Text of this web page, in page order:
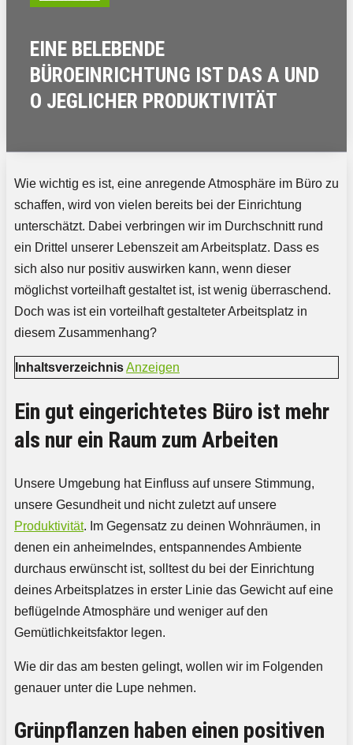
EINE BELEBENDE
BÜROEINRICHTUNG IST DAS A UND
O JEGLICHER PRODUKTIVITÄT
Wie wichtig es ist, eine anregende Atmosphäre im Büro zu
schaffen, wird von vielen bereits bei der Einrichtung
unterschätzt. Dabei verbringen wir im Durchschnitt rund
ein Drittel unserer Lebenszeit am Arbeitsplatz. Dass es
sich also nur positiv auswirken kann, wenn dieser
möglichst vorteilhaft gestaltet ist, ist wenig überraschend.
Doch was ist ein vorteilhaft gestalteter Arbeitsplatz in
diesem Zusammenhang?
InhaltsverzeichnisAnzeigen
Ein gut eingerichtetes Büro ist mehr
als nur ein Raum zum Arbeiten
Unsere Umgebung hat Einfluss auf unsere Stimmung,
unsere Gesundheit und nicht zuletzt auf unsere
Produktivität. Im Gegensatz zu deinen Wohnräumen, in
denen ein anheimelndes, entspannendes Ambiente
durchaus erwünscht ist, solltest du bei der Einrichtung
deines Arbeitsplatzes in erster Linie das Gewicht auf eine
beflügelnde Atmosphäre und weniger auf den
Gemütlichkeitsfaktor legen.
Wie dir das am besten gelingt, wollen wir im Folgenden
genauer unter die Lupe nehmen.
Grünpflanzen haben einen positiven